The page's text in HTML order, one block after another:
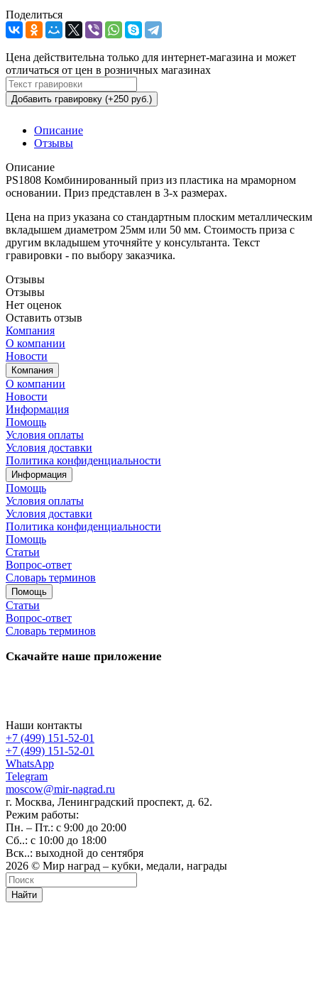
Поделиться
Цена действительна только для интернет-магазина и может
отличаться от цен в розничных магазинах
Добавить гравировку (+250 руб.)
Описание
Отзывы
Описание
PS1808 Комбинированный приз из пластика на мраморном
основании. Приз представлен в 3-х размерах.
Цена на приз указана со стандартным плоским металлическим
вкладышем диаметром 25мм или 50 мм. Стоимость приза с
другим вкладышем уточняйте у консультанта. Текст
гравировки - по выбору заказчика.
Отзывы
Отзывы
Нет оценок
Оставить отзыв
Компания
О компании
Новости
Компания
О компании
Новости
Информация
Помощь
Условия оплаты
Условия доставки
Политика конфиденциальности
Информация
Помощь
Условия оплаты
Условия доставки
Политика конфиденциальности
Помощь
Статьи
Вопрос-ответ
Словарь терминов
Помощь
Статьи
Вопрос-ответ
Словарь терминов
Скачайте наше приложение
Наши контакты
+7 (499) 151-52-01
+7 (499) 151-52-01
WhatsApp
Telegram
moscow@mir-nagrad.ru
г. Москва, Ленинградский проспект, д. 62.
Режим работы:
Пн. – Пт.: с 9:00 до 20:00
Сб..: с 10:00 до 18:00
Вск..: выходной до сентября
2026 © Мир наград – кубки, медали, награды
Найти